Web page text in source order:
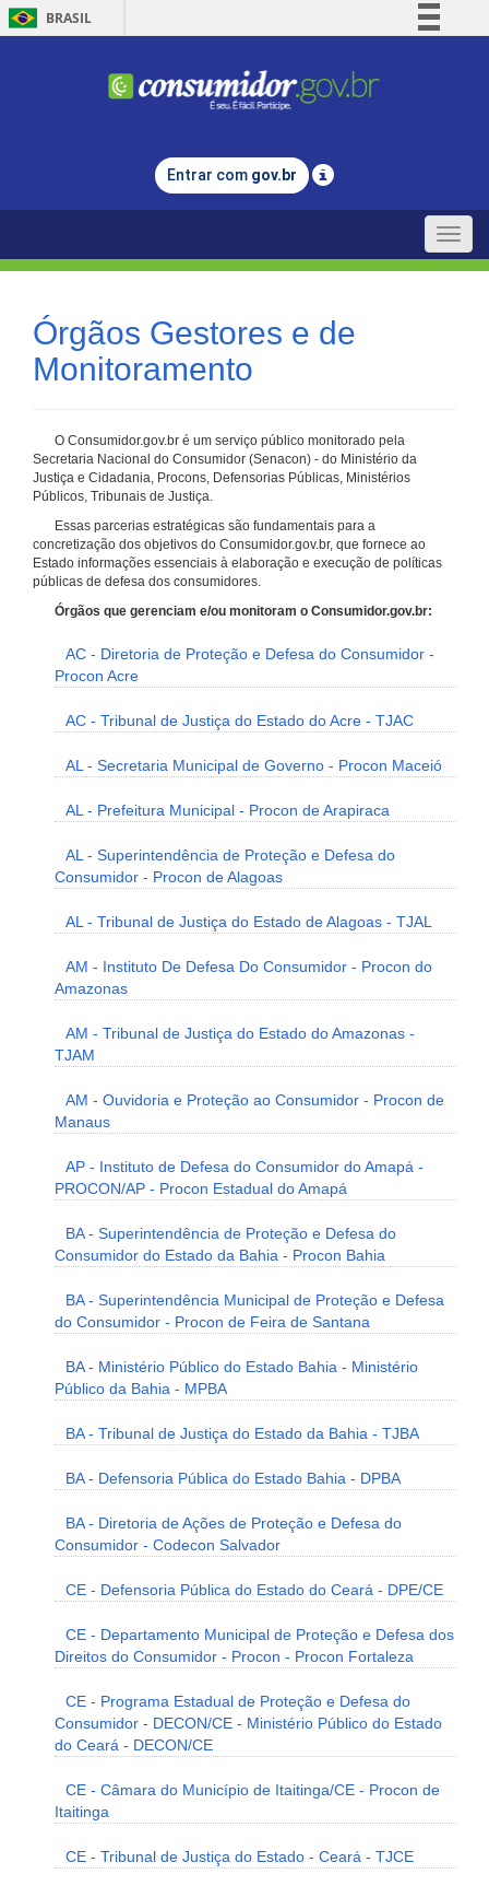
BRASIL
Comunica BR
Legislação
Entrar com gov.br
Toggle
Órgãos Gestores e de
Monitoramento
O Consumidor.gov.br é um serviço público monitorado pela
Secretaria Nacional do Consumidor (Senacon) - do Ministério da
Justiça e Cidadania, Procons, Defensorias Públicas, Ministérios
Públicos, Tribunais de Justiça.
Essas parcerias estratégicas são fundamentais para a
concretização dos objetivos do Consumidor.gov.br, que fornece ao
Estado informações essenciais à elaboração e execução de políticas
públicas de defesa dos consumidores.
Órgãos que gerenciam e/ou monitoram o Consumidor.gov.br:
AC - Diretoria de Proteção e Defesa do Consumidor -
Procon Acre
AC - Tribunal de Justiça do Estado do Acre - TJAC
AL - Secretaria Municipal de Governo - Procon Maceió
AL - Prefeitura Municipal - Procon de Arapiraca
AL - Superintendência de Proteção e Defesa do
Consumidor - Procon de Alagoas
AL - Tribunal de Justiça do Estado de Alagoas - TJAL
AM - Instituto De Defesa Do Consumidor - Procon do
Amazonas
AM - Tribunal de Justiça do Estado do Amazonas -
TJAM
AM - Ouvidoria e Proteção ao Consumidor - Procon de
Manaus
AP - Instituto de Defesa do Consumidor do Amapá -
PROCON/AP - Procon Estadual do Amapá
BA - Superintendência de Proteção e Defesa do
Consumidor do Estado da Bahia - Procon Bahia
BA - Superintendência Municipal de Proteção e Defesa
do Consumidor - Procon de Feira de Santana
BA - Ministério Público do Estado Bahia - Ministério
Público da Bahia - MPBA
BA - Tribunal de Justiça do Estado da Bahia - TJBA
BA - Defensoria Pública do Estado Bahia - DPBA
BA - Diretoria de Ações de Proteção e Defesa do
Consumidor - Codecon Salvador
CE - Defensoria Pública do Estado do Ceará - DPE/CE
CE - Departamento Municipal de Proteção e Defesa dos
Direitos do Consumidor - Procon - Procon Fortaleza
CE - Programa Estadual de Proteção e Defesa do
Consumidor - DECON/CE - Ministério Público do Estado
do Ceará - DECON/CE
CE - Câmara do Município de Itaitinga/CE - Procon de
Itaitinga
CE - Tribunal de Justiça do Estado - Ceará - TJCE